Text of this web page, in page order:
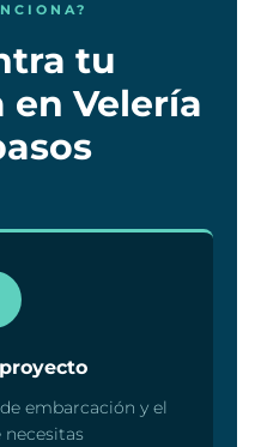
tu
en Velería
embarcación y el